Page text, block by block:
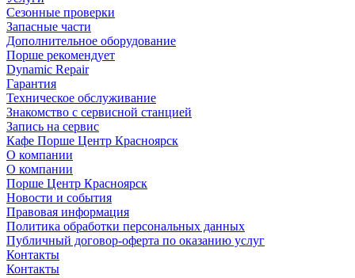
Сезонные проверки
Запасные части
Дополнительное оборудование
Порше рекомендует
Dynamic Repair
Гарантия
Техническое обслуживание
Знакомство с сервисной станцией
Запись на сервис
Кафе Порше Центр Красноярск
О компании
О компании
Порше Центр Красноярск
Новости и события
Правовая информация
Политика обработки персональных данных
Публичный договор-оферта по оказанию услуг
Контакты
Контакты